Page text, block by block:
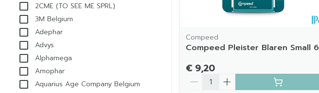
2CME (TO SEE ME SPRL)
3M Belgium
Adephar
Advys
Alphamega
Amophar
Aquarius Age Company Belgium
Compeed
Compeed Pleister Blaren Small 6
€ 9,20
Aantal